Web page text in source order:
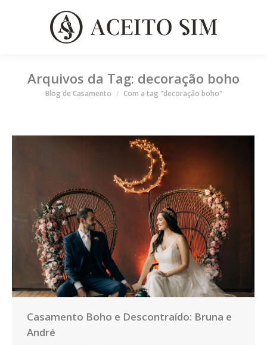
Arquivos da Tag: decoração boho
Você está aqui
Blog de Casamento Com a tag "decoração boho"
Casamento Boho e Descontraído: Bruna e
André